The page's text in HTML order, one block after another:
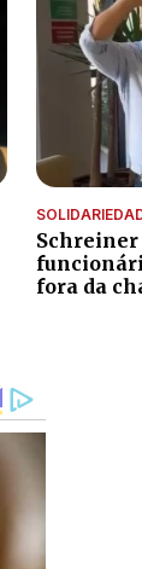
Schreiner
fora da